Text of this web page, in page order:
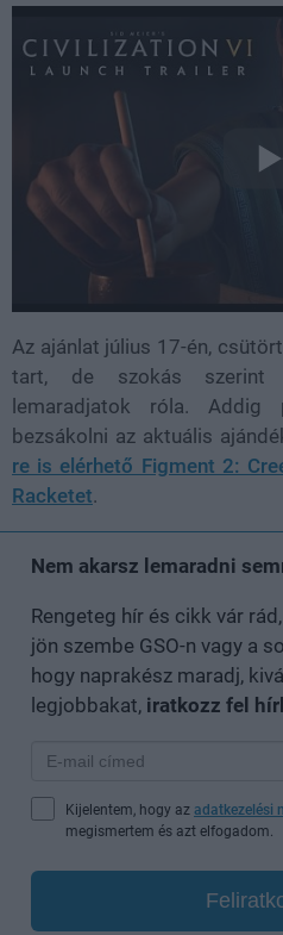
Az ajánlat július 17-én,
tart, de szokás szerint
lemaradjatok róla.
bezsákolni az aktuális
re is elérhető Figment 2:
Racketet.
Nem akarsz lemaradni
Rengeteg hír és cikk vár
jön szembe GSO-n vagy a
hogy naprakész maradj,
legjobbakat, iratkozz fel
Kijelentem, hogy az adatkezelési
megismertem és azt elfogadom.